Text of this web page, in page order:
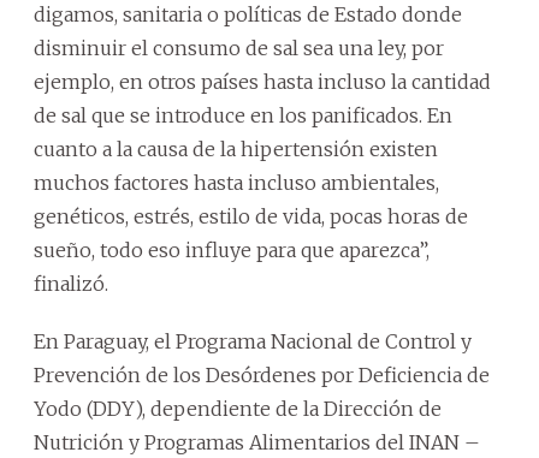
digamos, sanitaria o políticas de Estado donde
disminuir el consumo de sal sea una ley, por
ejemplo, en otros países hasta incluso la cantidad
de sal que se introduce en los panificados. En
cuanto a la causa de la hipertensión existen
muchos factores hasta incluso ambientales,
genéticos, estrés, estilo de vida, pocas horas de
sueño, todo eso influye para que aparezca”,
finalizó.
En Paraguay, el Programa Nacional de Control y
Prevención de los Desórdenes por Deficiencia de
Yodo (DDY), dependiente de la Dirección de
Nutrición y Programas Alimentarios del INAN –